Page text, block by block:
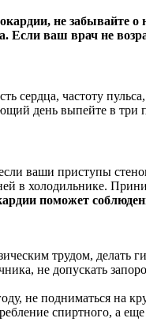
не забывайте
Если ваш врач не
сердца, частоту
день выпейте в
ваши приступы
в холодильнике.
поможет
трудом, делать
не допускать
не подниматься на
спиртного, а еще